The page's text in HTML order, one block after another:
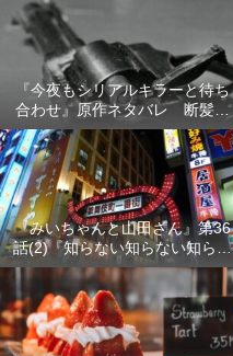
『今夜もシリアルキラーと待ち
合わせ』原作ネタバレ 断髪オ
ブジェ殺人事件 犯人の正体や
結末を解説
『みいちゃんと山田さん』第36
話(2)『知らない知らない知らな
い』最新話 ネタバレ 犯人確
定 次回最終回